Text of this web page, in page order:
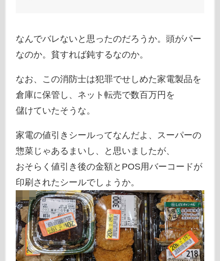
なんでバレないと思ったのだろうか。頭がパー
なのか。貧すれば鈍するなのか。
なお、この消防士は犯罪でせしめた家電製品を
倉庫に保管し、ネット転売で数百万円を
儲けていたそうな。
家電の値引きシールってなんだよ、スーパーの
惣菜じゃあるまいし、と思いましたが、
おそらく値引き後の金額とPOS用バーコードが
印刷されたシールでしょうか。